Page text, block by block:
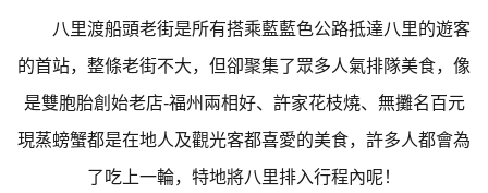
八里渡船頭老街是所有搭乘藍藍色公路抵達八里的遊客
的首站，整條老街不大，但卻聚集了眾多人氣排隊美食，像
是雙胞胎創始老店-福州兩相好、許家花枝燒、無攤名百元
現蒸螃蟹都是在地人及觀光客都喜愛的美食，許多人都會為
了吃上一輪，特地將八里排入行程內呢！